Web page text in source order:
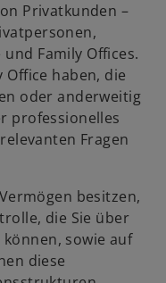
Privatkunden –
Family Offices.
Office haben, die
oder anderweitig
professionelles
Fragen
besitzen,
die Sie über
sowie auf
diese